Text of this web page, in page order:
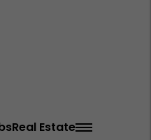
Real Estate